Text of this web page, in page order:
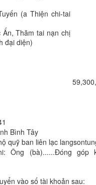
(a Thiện chi-tai
Thăm tai nạn chị
đại diện)
Bình Tây
quỹ ban liên lạc
Ông (bà)......Đóng góp
vào số tài khoản sau: